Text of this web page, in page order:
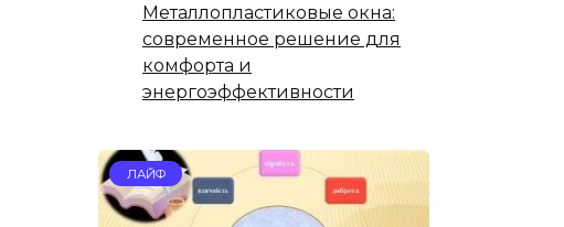
Металлопластиковые окна:
современное решение для
комфорта и
энергоэффективности
ЛАЙФ